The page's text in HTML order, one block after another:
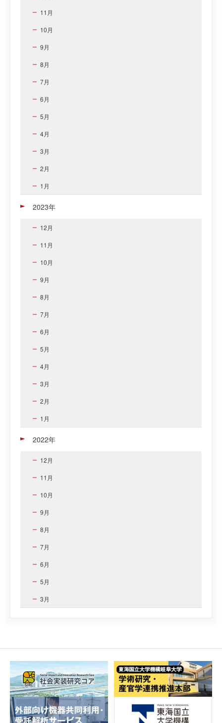
11月
10月
9月
8月
7月
6月
5月
4月
3月
2月
1月
2023年
12月
11月
10月
9月
8月
7月
6月
5月
4月
3月
2月
1月
2022年
12月
11月
10月
9月
8月
7月
6月
5月
3月